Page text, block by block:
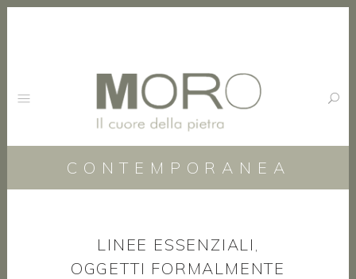
CONTEMPORANEA
LINEE ESSENZIALI,
OGGETTI FORMALMENTE